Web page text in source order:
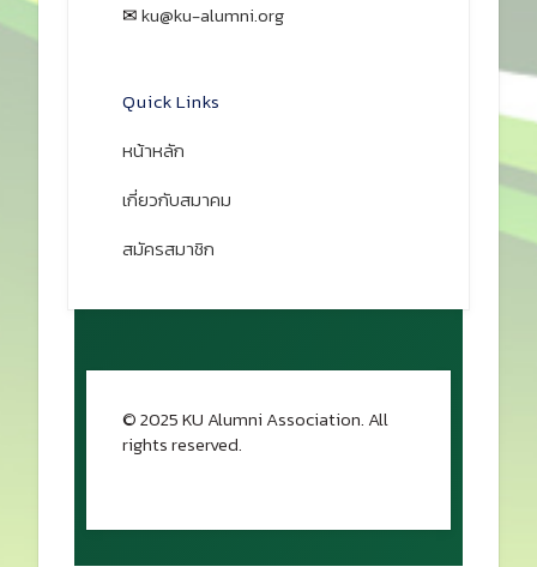
✉ku@ku-alumni.org
Quick Links
หน้าหลัก
เกี่ยวกับสมาคม
สมัครสมาชิก
© 2025 KU Alumni Association. All
rights reserved.